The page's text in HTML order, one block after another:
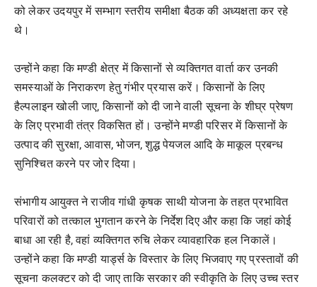
को लेकर उदयपुर में सम्भाग स्तरीय समीक्षा बैठक की अध्यक्षता कर रहे
थे।
उन्होंने कहा कि मण्डी क्षेत्र में किसानों से व्यक्तिगत वार्ता कर उनकी
समस्याओं के निराकरण हेतु गंभीर प्रयास करें। किसानों के लिए
हैल्पलाइन खोली जाए, किसानों को दी जाने वाली सूचना के शीघ्र प्रेषण
के लिए प्रभावी तंत्र विकसित हों। उन्होंने मण्डी परिसर में किसानों के
उत्पाद की सुरक्षा, आवास, भोजन, शुद्ध पेयजल आदि के माकूल प्रबन्ध
सुनिश्चित करने पर जोर दिया।
संभागीय आयुक्त ने राजीव गांधी कृषक साथी योजना के तहत प्रभावित
परिवारों को तत्काल भुगतान करने के निर्देश दिए और कहा कि जहां कोई
बाधा आ रही है, वहां व्यक्तिगत रुचि लेकर व्यावहारिक हल निकालें।
उन्होंने कहा कि मण्डी यार्ड्स के विस्तार के लिए भिजवाए गए प्रस्तावों की
सूचना कलक्टर को दी जाए ताकि सरकार की स्वीकृति के लिए उच्च स्तर